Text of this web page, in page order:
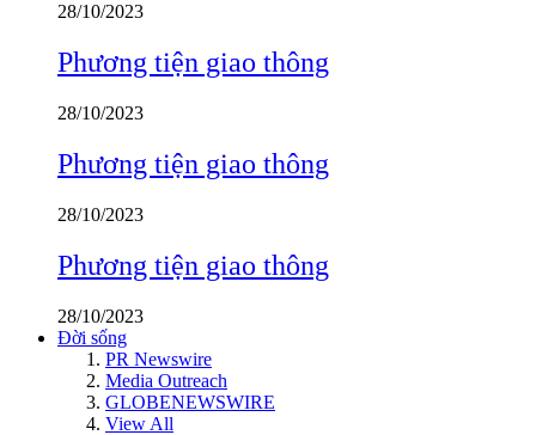
28/10/2023
Phương tiện giao thông
28/10/2023
Phương tiện giao thông
28/10/2023
Phương tiện giao thông
28/10/2023
Đời sống
PR Newswire
Media Outreach
GLOBENEWSWIRE
View All